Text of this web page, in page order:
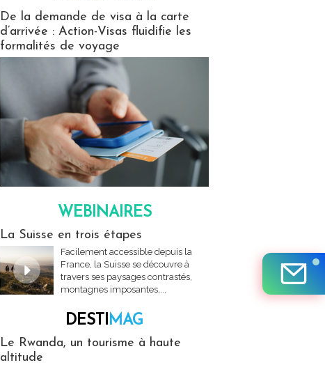
De la demande de visa à la carte
d’arrivée : Action-Visas fluidifie les
formalités de voyage
WEBINAIRES
La Suisse en trois étapes
Facilement accessible depuis la
France, la Suisse se découvre à
travers ses paysages contrastés,
montagnes imposantes,...
DESTIMAG
Le Rwanda, un tourisme à haute
altitude